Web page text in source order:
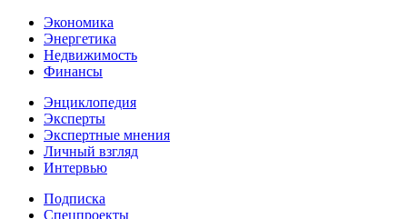
Экономика
Энергетика
Недвижимость
Финансы
Энциклопедия
Эксперты
Экспертные мнения
Личный взгляд
Интервью
Подписка
Спецпроекты